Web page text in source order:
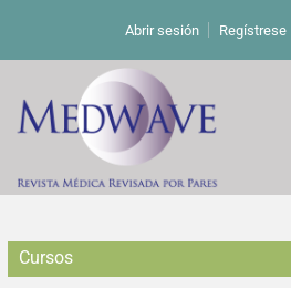
Abrir sesión Regístrese
De los editores
Cursos